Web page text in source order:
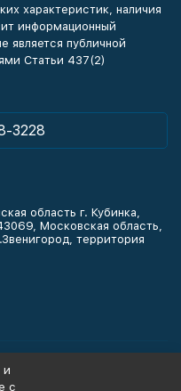
характеристик, наличия
информационный
является публичной
Статьи 437(2)
3228
область г. Кубинка,
Московская область,
территория
и
с